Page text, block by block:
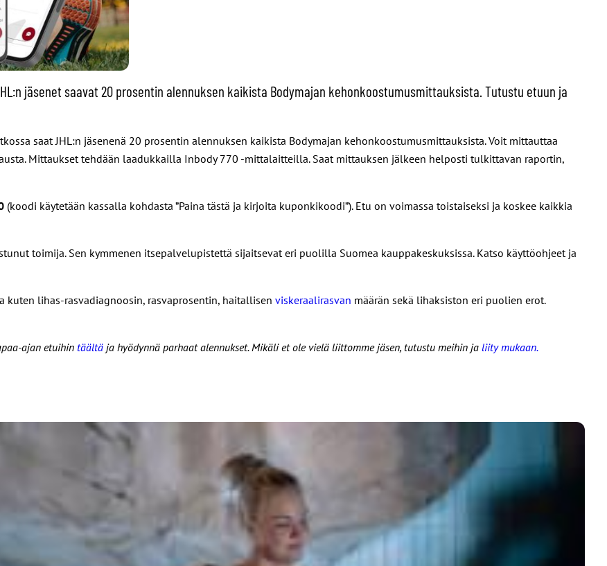
jäsenet saavat 20 prosentin alennuksen kaikista Bodymajan kehonkoostumusmittauksista. Tutustu etuun ja
saat JHL:n jäsenenä 20 prosentin alennuksen kaikista Bodymajan kehonkoostumusmittauksista. Voit mittauttaa
Mittaukset tehdään laadukkailla Inbody 770 -mittalaitteilla. Saat mittauksen jälkeen helposti tulkittavan raportin,
(koodi käytetään kassalla kohdasta ”Paina tästä ja kirjoita kuponkikoodi”). Etu on voimassa toistaiseksi ja koskee kaikkia
toimija. Sen kymmenen itsepalvelupistettä sijaitsevat eri puolilla Suomea kauppakeskuksissa. Katso käyttöohjeet ja
lihas-rasvadiagnoosin, rasvaprosentin, haitallisen viskeraalirasvan määrän sekä lihaksiston eri puolien erot.
ajan etuihin täältä ja hyödynnä parhaat alennukset. Mikäli et ole vielä liittomme jäsen, tutustu meihin ja liity mukaan.